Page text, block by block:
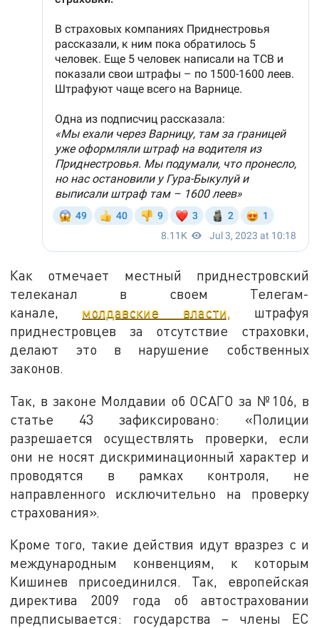
Как отмечает местный приднестровский
телеканал в своем Телегам-
канале, молдавские власти, штрафуя
приднестровцев за отсутствие страховки,
делают это в нарушение собственных
законов.
Так, в законе Молдавии об ОСАГО за №106, в
статье 43 зафиксировано: «Полиции
разрешается осуществлять проверки, если
они не носят дискриминационный характер и
проводятся в рамках контроля, не
направленного исключительно на проверку
страхования».
Кроме того, такие действия идут вразрез с и
международным конвенциям, к которым
Кишинев присоединился. Так, европейская
директива 2009 года об автостраховании
предписывается: государства – члены ЕС